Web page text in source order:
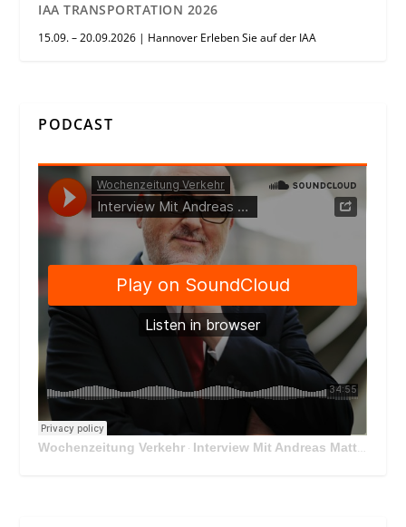
IAA TRANSPORTATION 2026
15.09. – 20.09.2026 | Hannover Erleben Sie auf der IAA
PODCAST
Wochenzeitung Verkehr · Interview Mit Andreas Matthä, CEO der ÖBB Holding